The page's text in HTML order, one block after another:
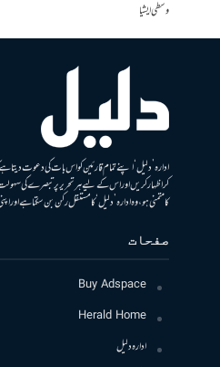
وسطی ایشیا
ادارہ ’دلیل‘ اپنے تمام قارئین کو اس بات کی دعوت دیتا
کر اظہار کریں اور اس کے لیے ہر تحریر پر تبصرے کی
کا متمنی ہو، وہ ادارہ ’دلیل‘ کا مستقل رکن بن سکتا ہے
صفحات
Buy Adspace
Herald Home
ادارہ دلیل